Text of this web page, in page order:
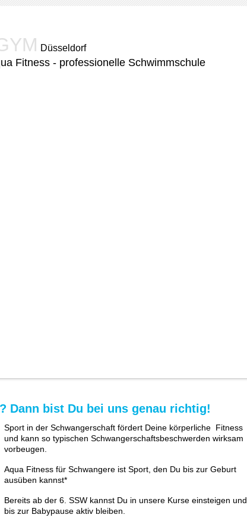
Düsseldorf
Fitness - professionelle Schwimmschule
Dann bist Du bei uns genau richtig!
Sport in der Schwangerschaft fördert Deine körperliche Fitness
und kann so typischen Schwangerschaftsbeschwerden wirksam
vorbeugen.
Aqua Fitness für Schwangere ist Sport, den Du bis zur Geburt
ausüben kannst*
Bereits ab der 6. SSW kannst Du in unsere Kurse einsteigen und
bis zur Babypause aktiv bleiben.